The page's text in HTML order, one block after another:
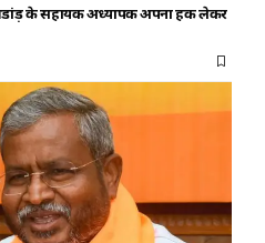
के सहायक अध्यापक अपना हक लेकर